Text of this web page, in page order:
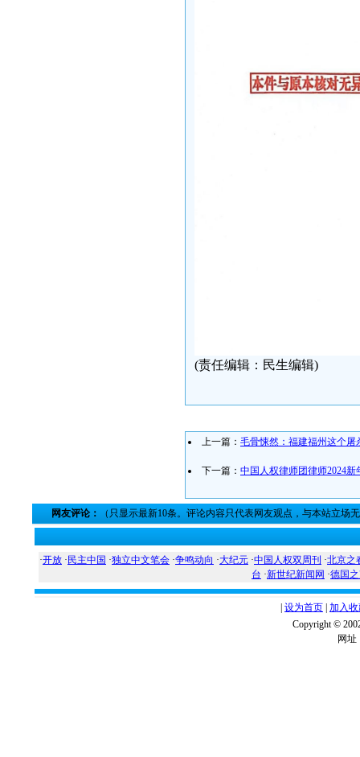
(责任编辑：民生编辑)
上一篇： 毛骨悚然：福建福州这个屠
下一篇： 中国人权律师团律师2024
网友评论： （只显示最新10条。评论内容只代表网友观点，与本站立场
·开放 · 民主中国 ·独立中文笔会 ·争鸣动向 ·大纪元 ·中国人权双周刊 ·北京之
台 ·新世纪新闻网 ·德国
设为首页 加入
Copyright ©
网址